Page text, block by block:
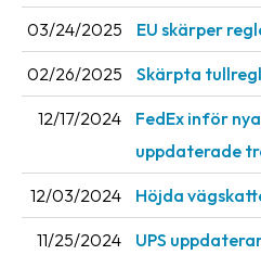
03/24/2025 EU skärper
02/26/2025 Skärpta
12/17/2024
FedEx inför
uppdaterade
12/03/2024 Höjda
11/25/2024 UPS